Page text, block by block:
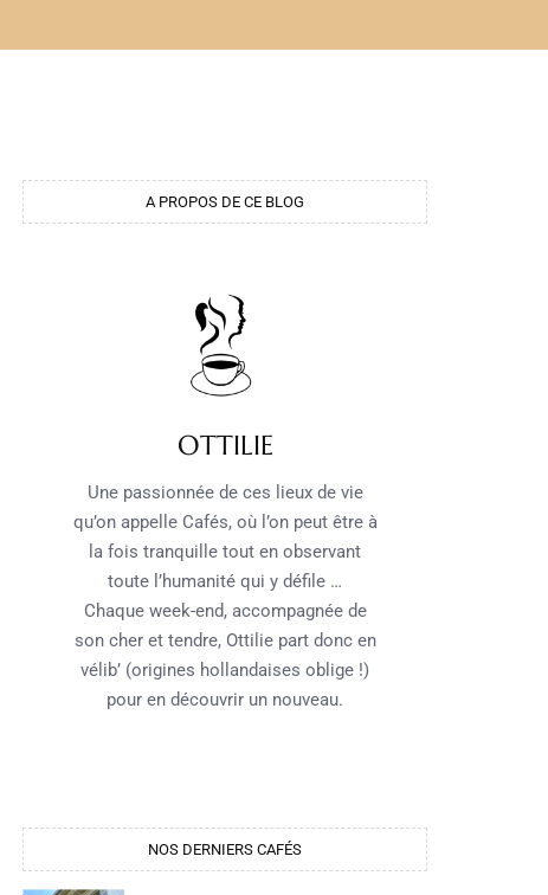
A PROPOS DE CE BLOG
OTTILIE
Une passionnée de ces lieux de vie
qu’on appelle Cafés, où l’on peut être à
la fois tranquille tout en observant
toute l’humanité qui y défile …
Chaque week-end, accompagnée de
son cher et tendre, Ottilie part donc en
vélib’ (origines hollandaises oblige !)
pour en découvrir un nouveau.
NOS DERNIERS CAFÉS​